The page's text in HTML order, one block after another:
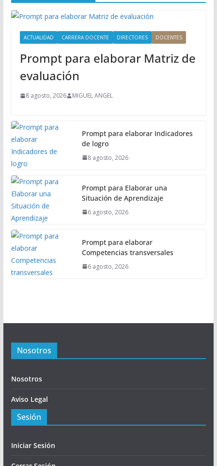
P
ACTUALIDAD CARRERA DOCENTE DIRECTORES DOCENTES
Prompt para elaborar Matriz de
evaluación
8 agosto, 2026 MIGUEL ANGEL
Prompt para elaborar Indicadores
de logro
8 agosto, 2026
Prompt para Elaborar una
Situación de Aprendizaje
6 agosto, 2026
Prompt para elaborar
Competencias transversales
6 agosto, 2026
Nosotros
Nosotros
Aviso Legal
Sesión
Iniciar Sesión